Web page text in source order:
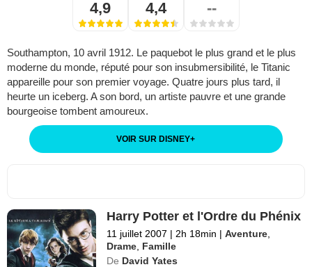
4,9 4,4 --
Southampton, 10 avril 1912. Le paquebot le plus grand et le plus
moderne du monde, réputé pour son insubmersibilité, le Titanic
appareille pour son premier voyage. Quatre jours plus tard, il
heurte un iceberg. A son bord, un artiste pauvre et une grande
bourgeoise tombent amoureux.
VOIR SUR DISNEY+
Harry Potter et l'Ordre du Phénix
11 juillet 2007 | 2h 18min | Aventure
Drame Famille
De David Yates